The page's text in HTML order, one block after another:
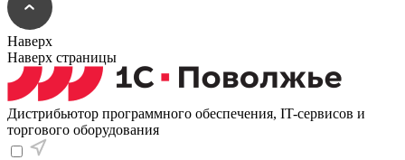
Наверх
Наверх страницы
Дистрибьютор программного обеспечения, IT-сервисов и
торгового оборудования